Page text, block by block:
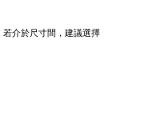
介於尺寸間，建議選擇